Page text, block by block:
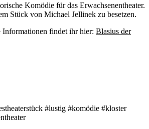
Komödie für das Erwachsenentheater.
Stück von Michael Jellinek zu besetzen.
Informationen findet ihr hier: Blasius der
#lustig #komödie #kloster